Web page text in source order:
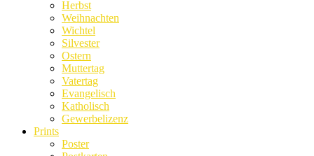
Herbst
Weihnachten
Wichtel
Silvester
Ostern
Muttertag
Vatertag
Evangelisch
Katholisch
Gewerbelizenz
Prints
Poster